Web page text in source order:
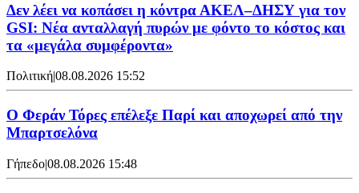
Δεν λέει να κοπάσει η κόντρα ΑΚΕΛ–ΔΗΣΥ για τον
GSI: Νέα ανταλλαγή πυρών με φόντο το κόστος και
τα «μεγάλα συμφέροντα»
Πολιτική|08.08.2026 15:52
Ο Φεράν Τόρες επέλεξε Παρί και αποχωρεί από την
Μπαρτσελόνα
Γήπεδο|08.08.2026 15:48